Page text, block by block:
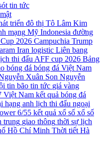
tin tức
triển đô thị Tô Lâm Kim
mạng Mỹ Indonesia đường
2026 Campuchia Trump
Iran logistic Liên bang
thi đấu AFF cup 2026 Bảng
bóng đá bóng đá Việt Nam
Xuân Son Nguyễn
tin bão tin tức giá vàng
Việt Nam kết quả bóng đá
hạng anh lịch thi đấu ngoại
6/55 kết quả xổ số xổ số
trung giao thông thời sự lịch
Hồ Chí Minh Thời tiết Hà